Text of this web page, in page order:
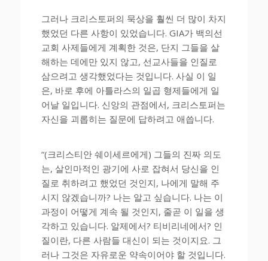
그러나 크리스토퍼의 묵상을 훨씬 더 많이 차지
했었던 다른 사항이 있었습니다. GIA가 백의선
교회 사제들에게 계획한 것은, 단지 그들을 살
해하는 데에만 있지 않고, 선교사들을 인질로
삼으려고 생각했었다는 것입니다. 사실 이 일
은, 바로 후에 아틀라스의 일곱 형제들에게 일
어날 일입니다. 신앙의 관점에서, 크리스토퍼는
자신을 괴롭히는 질문에 답하려고 애씁니다.
“(크리스티안 쉐이세르에게) 그들의 진짜 의도
는, 살인마적인 광기에 사로 잡혀서 당신을 인
질로 취하려고 했었던 것인지, 나에게 말해 주
시지 않겠습니까? 나는 알고 싶습니다. 나는 이
과정이 어떻게 계속 될 것인지, 줄곧 이 일을 생
각하고 있습니다. 알제에서? 티비리네에서? 인
질이란, 다른 사람들 대신이 되는 것이지요. 그
러나 그것은 자유로운 약속이어야 할 것입니다.